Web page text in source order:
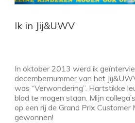
Ik in Jij&UWV
In oktober 2013 werd ik
decembernummer van het
was “Verwondering”. Hartstikke
blad te mogen staan. Mijn
op een rij de Grand Prix Customer
gewonnen!